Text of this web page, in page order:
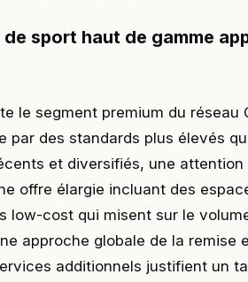
sport haut de gamme
le segment premium du réseau
par des standards plus élevés
et diversifiés, une
offre élargie incluant des
low-cost qui misent sur le
approche globale de la remise
additionnels justifient un